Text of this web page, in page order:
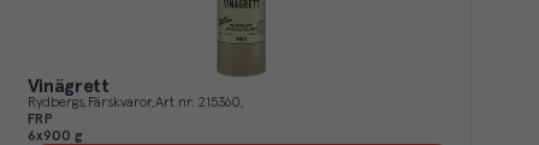
Vinägrett
Rydbergs Färskvaror Art.nr. 215360
FRP
6x900 g